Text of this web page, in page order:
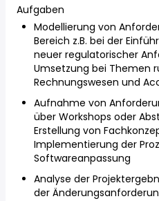
Aufgaben
Modellierung von
Bereich z.B. bei der
neuer regulatorischer
Umsetzung bei Themen
Rechnungswesen und
Aufnahme von
über Workshops oder
Erstellung von
Implementierung der
Softwareanpassung
Analyse der
der